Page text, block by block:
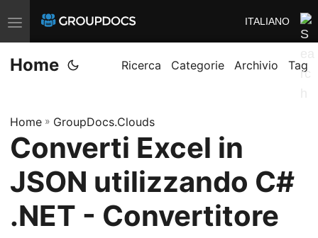
A
t
t
a
/
d
i
s
a
ITALIANO
Home Ricerca Categorie Archivio Tag
Home » GroupDocs.Clouds
Converti Excel in
JSON utilizzando C#
.NET - Convertitore